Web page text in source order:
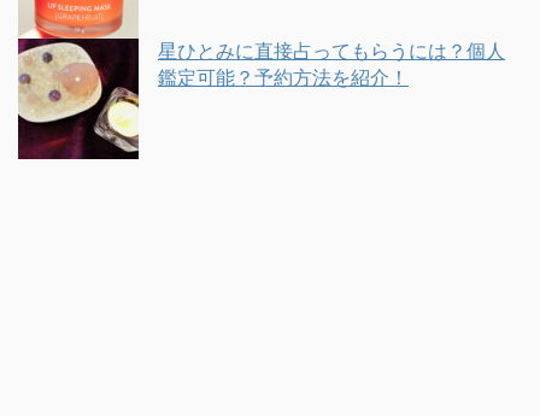
星ひとみに直接占ってもらうには？個人
鑑定可能？予約方法を紹介！